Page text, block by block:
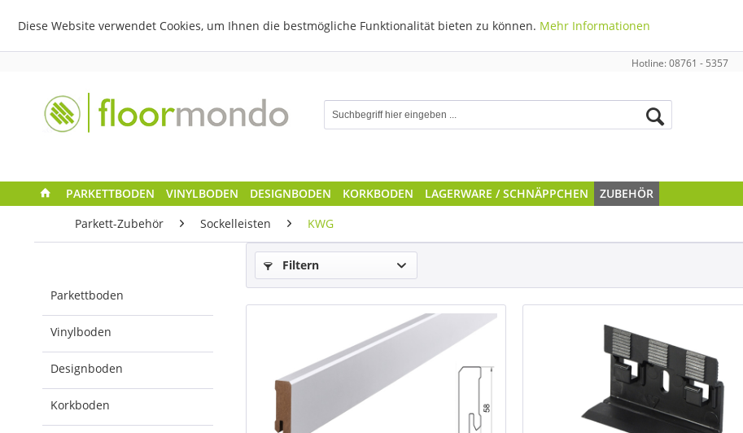
Hotline: 08761 - 5357
PARKETTBODEN VINYLBODEN DESIGNBODEN KORKBODEN LAGERWARE / SCHNÄPPCHEN
ZUBEHÖR
Parkett-Zubehör
Sockelleisten KWG
Parkettboden
Vinylboden
Designboden
Korkboden
Filtern
Diese Website verwendet Cookies, um Ihnen die bestmögliche Funktionalität bieten zu können. Mehr Informationen